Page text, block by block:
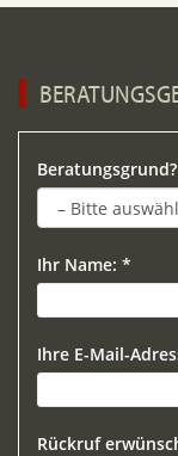
Ihr Name: *
Ihre E-Mail-
Rückruf